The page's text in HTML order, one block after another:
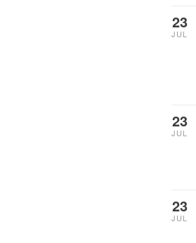
23
JUL
23
JUL
23
JUL